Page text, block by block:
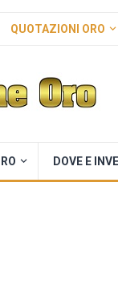
QUOTAZIONI ORO
DOVE E